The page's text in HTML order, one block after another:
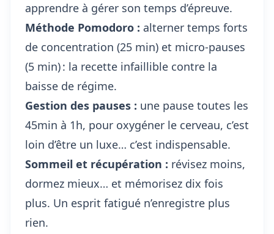
apprendre à gérer son temps d’épreuve.
Méthode Pomodoro : alterner temps forts
de concentration (25 min) et micro-pauses
(5 min) : la recette infaillible contre la
baisse de régime.
Gestion des pauses : une pause toutes les
45min à 1h, pour oxygéner le cerveau, c’est
loin d’être un luxe… c’est indispensable.
Sommeil et récupération : révisez moins,
dormez mieux… et mémorisez dix fois
plus. Un esprit fatigué n’enregistre plus
rien.